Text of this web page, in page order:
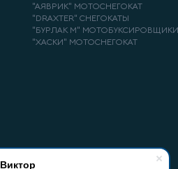
Виктор
"АЯВРИК" МОТОСНЕГОКАТ
"DRAXTER" СНЕГОКАТЫ
"БУРЛАК М" МОТОБУКСИРОВЩИКИ
"ХАСКИ" МОТОСНЕГОКАТ